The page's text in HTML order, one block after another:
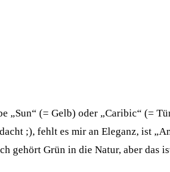
„Sun“ (= Gelb) oder „Caribic“ (=
;), fehlt es mir an Eleganz, ist
gehört Grün in die Natur, aber das